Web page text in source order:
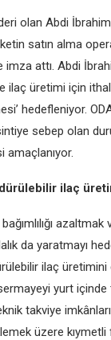
olan Abdi
satın alma
attı. Abdi
ilaç üretimi için
hedefleniyor.
sebep olan
amaçlanıyor.
ilaç
da yaratmayı
ilaç
yurt
takviye
üzere